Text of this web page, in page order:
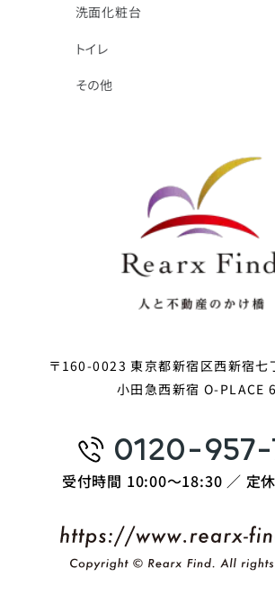
洗面化粧台
トイレ
その他
〒160-0023 東京都新宿区西新宿七
小田急西新宿 O-PLACE
0120-
受付時間 10:00〜18:30 ／ 定